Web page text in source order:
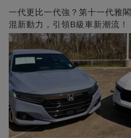
一代更比一代強？第十一代雅
混新動力，引領B級車新潮流！